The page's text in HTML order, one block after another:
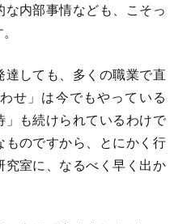
内部事情なども、こそっ
しても、多くの職業で直
せ」は今でもやっている
」も続けられているわけで
のですから、とにかく行
室に、なるべく早く出か